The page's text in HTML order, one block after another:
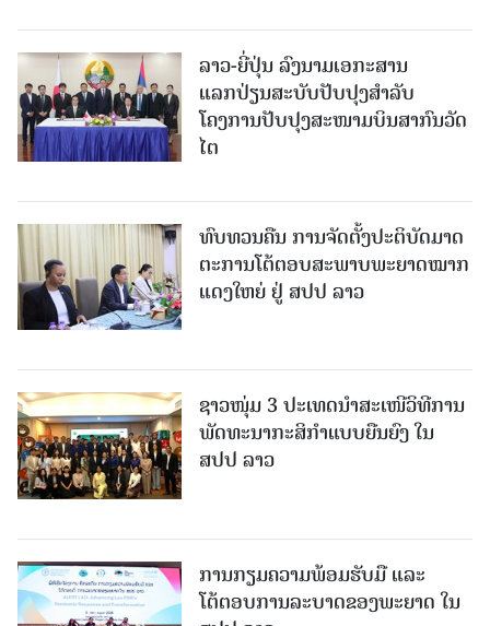
ລາວ-ຍີ່ປຸ່ນ ລົງນາມເອກະສານ
ແລກປ່ຽນສະບັບປັບປຸງສໍາລັບ
ໂຄງການປັບປຸງສະໜາມບິນສາກົນວັດ
ໄຕ
ທົບທວນຄືນ ການຈັດຕັ້ງປະຕິບັດມາດ
ຕະການໂຕ້ຕອບສະພາບພະຍາດໝາກ
ແດງໃຫຍ່ ຢູ່ ສປປ ລາວ
ຊາວໜຸ່ມ 3 ປະເທດນຳສະເໜີວິທີການ
ພັດທະນາກະສິກຳແບບຍືນຍົງ ໃນ
ສປປ ລາວ
ການກຽມຄວາມພ້ອມຮັບມື ແລະ
ໂຕ້ຕອບການລະບາດຂອງພະຍາດ ໃນ